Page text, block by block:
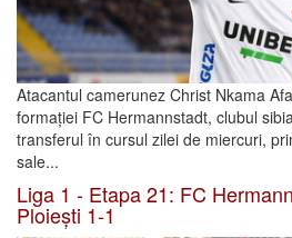
Atacantul camerunez Christ Nkama
formației FC Hermannstadt, clubul
transferul în cursul zilei de miercuri,
sale...
Liga 1 - Etapa 21: FC
Ploiești 1-1